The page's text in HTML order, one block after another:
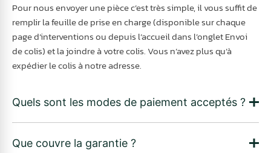
Pour nous envoyer une pièce c’est très simple, il vous suffit de
remplir la feuille de prise en charge (disponible sur chaque
page d’interventions ou depuis l’accueil dans l’onglet Envoi
de colis) et la joindre à votre colis. Vous n’avez plus qu’à
expédier le colis à notre adresse.
Quels sont les modes de paiement acceptés ?
Que couvre la garantie ?